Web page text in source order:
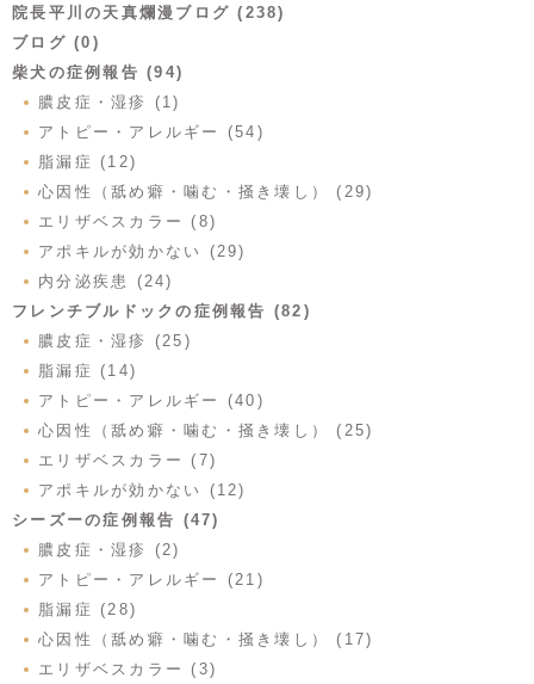
院長平川の天真爛漫ブログ (238)
ブログ (0)
柴犬の症例報告 (94)
膿皮症・湿疹 (1)
アトピー・アレルギー (54)
脂漏症 (12)
心因性（舐め癖・噛む・掻き壊し） (29)
エリザベスカラー (8)
アポキルが効かない (29)
内分泌疾患 (24)
フレンチブルドックの症例報告 (82)
膿皮症・湿疹 (25)
脂漏症 (14)
アトピー・アレルギー (40)
心因性（舐め癖・噛む・掻き壊し） (25)
エリザベスカラー (7)
アポキルが効かない (12)
シーズーの症例報告 (47)
膿皮症・湿疹 (2)
アトピー・アレルギー (21)
脂漏症 (28)
心因性（舐め癖・噛む・掻き壊し） (17)
エリザベスカラー (3)